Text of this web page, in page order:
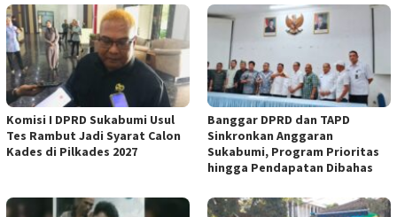
Komisi I DPRD Sukabumi Usul
Tes Rambut Jadi Syarat Calon
Kades di Pilkades 2027
Banggar DPRD dan TAPD
Sinkronkan Anggaran
Sukabumi, Program Prioritas
hingga Pendapatan Dibahas